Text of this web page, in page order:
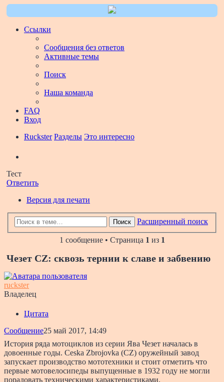
Ссылки
Сообщения без ответов
Активные темы
Поиск
Наша команда
FAQ
Вход
Ruckster Разделы Это интересно
Тест
Ответить
Версия для печати
Поиск Расширенный поиск
1 сообщение • Страница 1 из 1
Чезет CZ: сквозь тернии к славе и забвению
ruckster
Владелец
Цитата
Сообщение25 май 2017, 14:49
История ряда мотоциклов из серии Ява Чезет началась в
довоенные годы. Ceska Zbrojovka (CZ) оружейный завод
запускает производство мототехники и стоит отметить что
первые мотовелосипеды выпущенные в 1932 году не могли
порадовать техническими характеристиками.